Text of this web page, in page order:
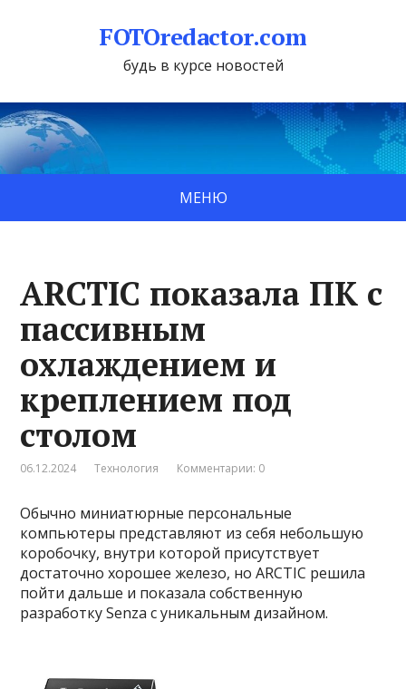
FOTOredactor.com
будь в курсе новостей
МЕНЮ
ARCTIC показала ПК с
пассивным
охлаждением и
креплением под
столом
06.12.2024 Технология Комментарии: 0
Обычно миниатюрные персональные
компьютеры представляют из себя небольшую
коробочку, внутри которой присутствует
достаточно хорошее железо, но ARCTIC решила
пойти дальше и показала собственную
разработку Senza с уникальным дизайном.